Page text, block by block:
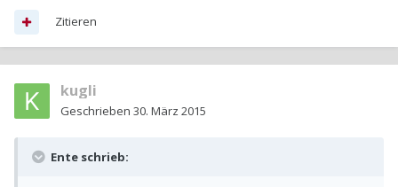
Zitieren
kugli
Geschrieben 30. März 2015
Ente schrieb: